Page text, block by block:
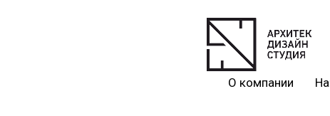
О компании